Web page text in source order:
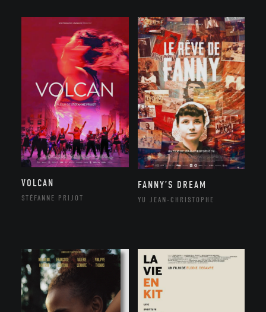
VOLCAN
STÉFANNE PRIJOT
FANNY’S DREAM
YU JEAN-CHRISTOPHE